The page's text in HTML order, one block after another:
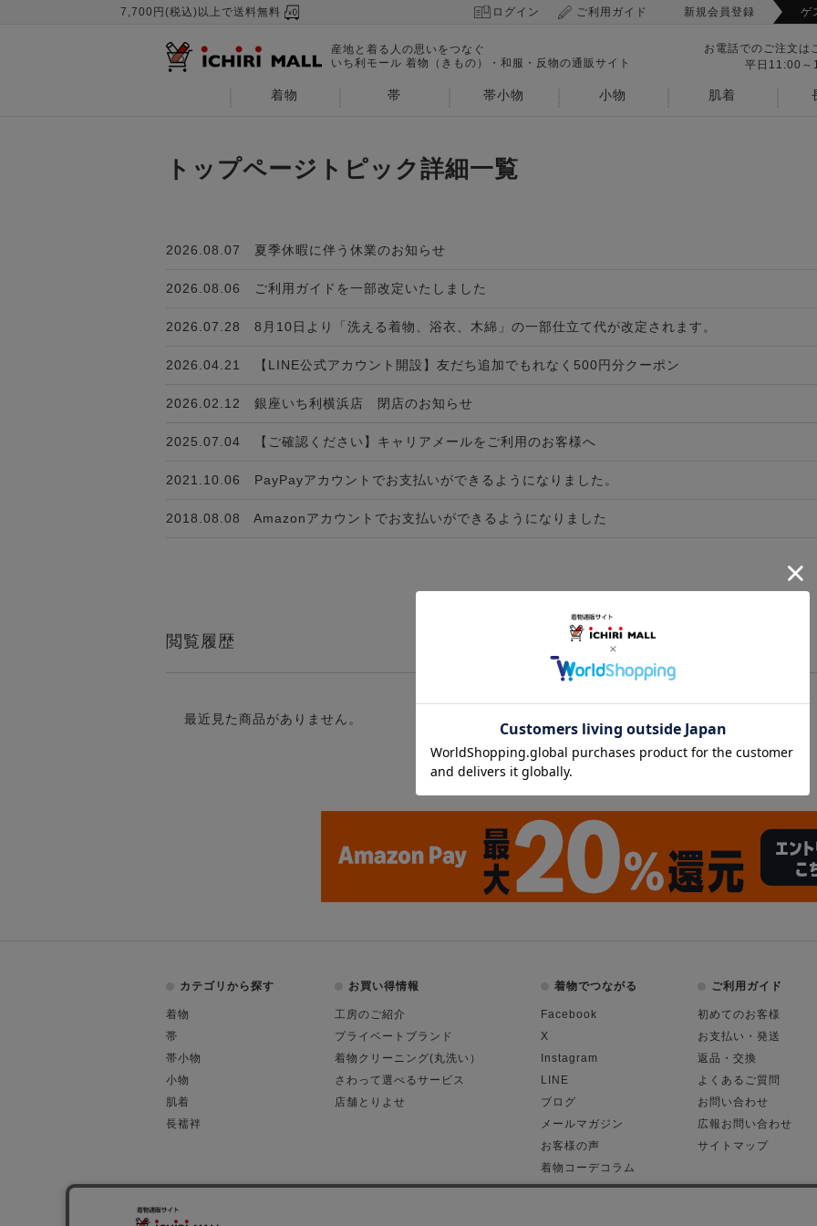
7,700円(税込)以上で送料無料 ログイン ご利用ガイド 新規会員登録 ゲ
産地と着る人の思いをつなぐ
いち利モール 着物（きもの）・和服・反物の通販サイト
お電話でのご注文は
平日11:00～
着物 帯 帯小物 小物 肌着
トップページトピック詳細一覧
2026.08.07 夏季休暇に伴う休業のお知らせ
2026.08.06 ご利用ガイドを一部改定いたしました
2026.07.28 8月10日より「洗える着物、浴衣、木綿」の一部仕立て代が改定されます。
2026.04.21 【LINE公式アカウント開設】友だち追加でもれなく500円分クーポン
2026.02.12 銀座いち利横浜店 閉店のお知らせ
2025.07.04 【ご確認ください】キャリアメールをご利用のお客様へ
2021.10.06 PayPayアカウントでお支払いができるようになりました。
2018.08.08 Amazonアカウントでお支払いができるようになりました
閲覧履歴
最近見た商品がありません。
カテゴリから探す
着物
帯
帯小物
小物
肌着
長襦袢
お買い得情報
工房のご紹介
プライベートブランド
着物クリーニング(丸洗い）
さわって選べるサービス
店舗とりよせ
着物でつながる
Facebook
X
Instagram
LINE
ブログ
メールマガジン
お客様の声
着物コーデコラム
ご利用ガイド
初めてのお客様
お支払い・発送
返品・交換
よくあるご質問
お問い合わせ
広報お問い合わせ
サイトマップ